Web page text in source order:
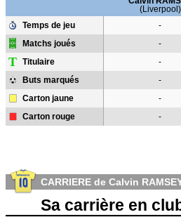
(Liverpool)
Temps de jeu
-
Matchs joués -
T Titulaire -
Buts marqués -
Carton jaune -
Carton rouge -
CARRIERE de Calvin
Sa carrière en